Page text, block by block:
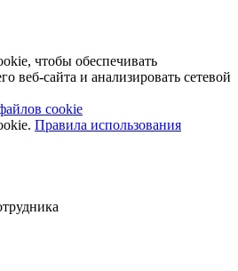
чтобы обеспечивать
веб-сайта и анализировать сетевой
cookie
Правила использования